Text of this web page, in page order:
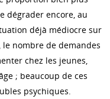
dégrader encore, au
déjà médiocre sur
nombre de demandes
chez les jeunes,
; beaucoup de ces
psychiques.